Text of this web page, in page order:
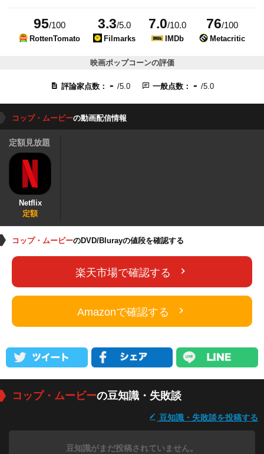
95/100
RottenTomato
3.3/5.0
Filmarks
7.0/10.0
IMDb
76/100
Metacritic
映画ポップコーンの評価
評論家点数： - /5.0 一般点数： - /5.0
コップ・ムービーの動画配信情報
定額見放題
Netflix
定額
コップ・ムービーのDVD/Blurayの値段を確認する
楽天市場で確認する
Amazonで確認する
コップ・ムービーの豆知識・失敗談
豆知識・失敗談を投稿する
豆知識がまだ投稿されていません。